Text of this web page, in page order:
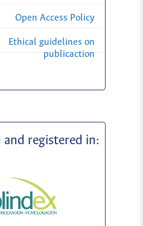
Open Access Policy
Ethical guidelines on
publicaction
and registered in: